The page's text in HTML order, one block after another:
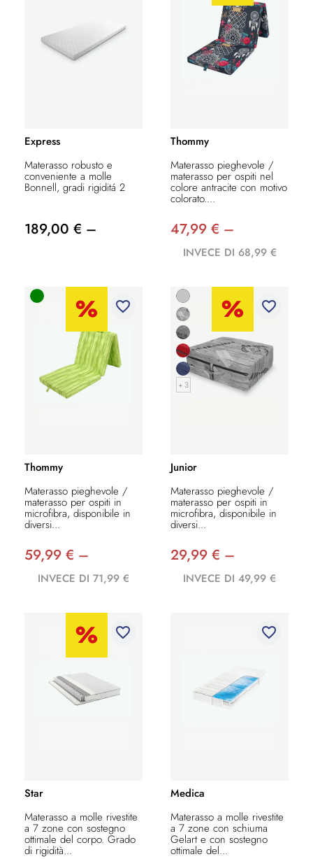
Express
Materasso robusto e
conveniente a molle
Bonnell, gradi rigiditá 2
189,00 € –
Thommy
Materasso pieghevole /
materasso per ospiti nel
colore antracite con motivo
colorato....
47,99 € –
INVECE DI 68,99 €
favorite_border
Thommy
Materasso pieghevole /
materasso per ospiti in
microfibra, disponibile in
diversi...
59,99 € –
INVECE DI 71,99 €
+ 3
favorite_border
Junior
Materasso pieghevole /
materasso per ospiti in
microfibra, disponibile in
diversi...
29,99 € –
INVECE DI 49,99 €
favorite_border
Star
Materasso a molle rivestite
a 7 zone con sostegno
ottimale del corpo. Grado
di rigidità...
favorite_border
Medica
Materasso a molle rivestite
a 7 zone con schiuma
Gelart e con sostegno
ottimale del...